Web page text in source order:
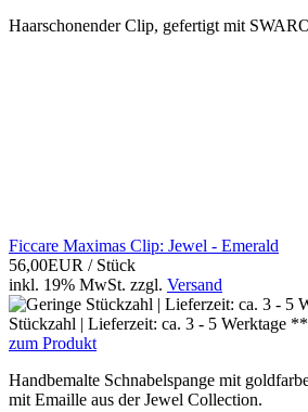
Haarschonender Clip, gefertigt mit
Ficcare Maximas Clip: Jewel - Emerald
56,00EUR / Stück
inkl. 19% MwSt. zzgl. Versand
Stückzahl | Lieferzeit: ca. 3 - 5 Werktage **
zum Produkt
Handbemalte Schnabelspange mit
mit Emaille aus der Jewel Collection.